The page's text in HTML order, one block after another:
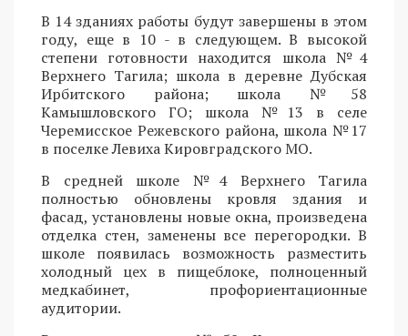
В 14 зданиях работы будут завершены в этом
году, еще в 10 - в следующем. В высокой
степени готовности находится школа №4
Верхнего Тагила; школа в деревне Дубская
Ирбитского района; школа №58
Камышловского ГО; школа №13 в селе
Черемисское Режевского района, школа №17
в поселке Левиха Кировградского МО.
В средней школе №4 Верхнего Тагила
полностью обновлены кровля здания и
фасад, установлены новые окна, произведена
отделка стен, заменены все перегородки. В
школе появилась возможность разместить
холодный цех в пищеблоке, полноценный
медкабинет, профориентационные
аудитории.